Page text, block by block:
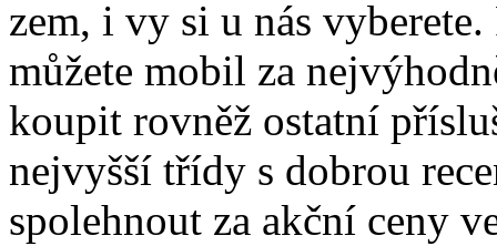
zem, i vy si u nás
můžete mobil za
koupit rovněž ostatní
nejvyšší třídy s dobrou
spolehnout za akční ceny